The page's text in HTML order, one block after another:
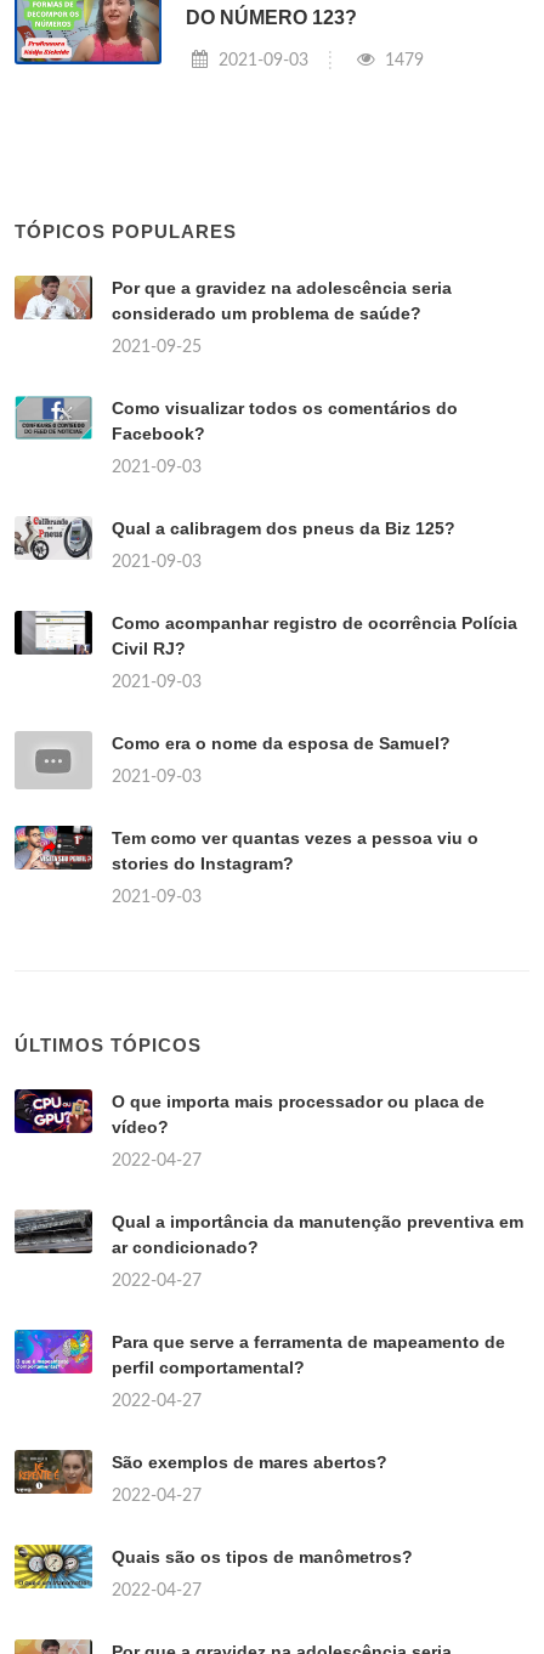
DO NÚMERO 123?
2021-09-03 1479
TÓPICOS POPULARES
Por que a gravidez na adolescência seria
considerado um problema de saúde?
2021-09-25
Como visualizar todos os comentários do
Facebook?
2021-09-03
Qual a calibragem dos pneus da Biz 125?
2021-09-03
Como acompanhar registro de ocorrência Polícia
Civil RJ?
2021-09-03
Como era o nome da esposa de Samuel?
2021-09-03
Tem como ver quantas vezes a pessoa viu o
stories do Instagram?
2021-09-03
ÚLTIMOS TÓPICOS
O que importa mais processador ou placa de
vídeo?
2022-04-27
Qual a importância da manutenção preventiva em
ar condicionado?
2022-04-27
Para que serve a ferramenta de mapeamento de
perfil comportamental?
2022-04-27
São exemplos de mares abertos?
2022-04-27
Quais são os tipos de manômetros?
2022-04-27